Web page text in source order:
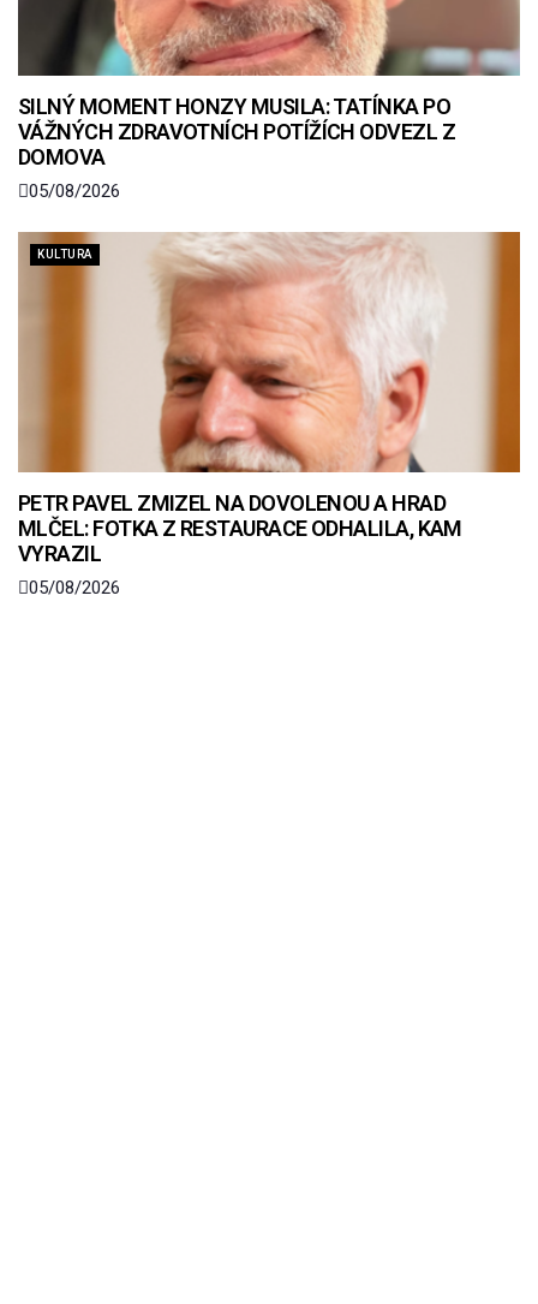
SILNÝ MOMENT HONZY MUSILA: TATÍNKA PO
VÁŽNÝCH ZDRAVOTNÍCH POTÍŽÍCH ODVEZL Z
DOMOVA
05/08/2026
KULTURA
PETR PAVEL ZMIZEL NA DOVOLENOU A HRAD
MLČEL: FOTKA Z RESTAURACE ODHALILA, KAM
VYRAZIL
05/08/2026